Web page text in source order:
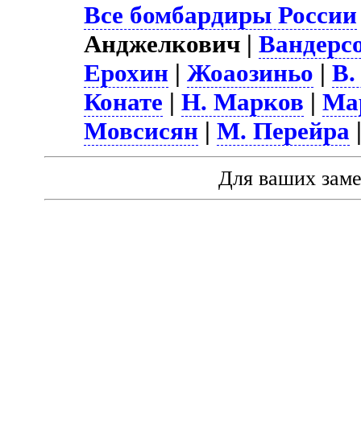
Все бомбардиры России
Анджелкович |
Ерохин |Жоаозиньо |В.
Конате |Н. Марков |
Мовсисян |М. Перейра
Для ваших